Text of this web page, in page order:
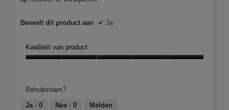
Beveelt dit product aan ✔ Ja
Kwaliteit van product
5
van
Behulpzaam?
Ja · 0 Nee · 0 Melden